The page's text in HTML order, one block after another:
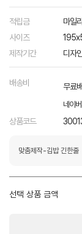
적립금 마일
사이즈
제작기간
디자
배송비 무료
네이
상품코드
맞춤제작-김밥 긴한줄
선택 상품 금액